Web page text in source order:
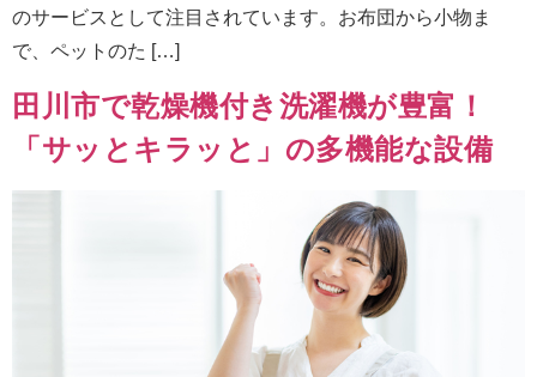
のサービスとして注目されています。お布団から小物ま
で、ペットのた […]
田川市で乾燥機付き洗濯機が豊富！
「サッとキラッと」の多機能な設備